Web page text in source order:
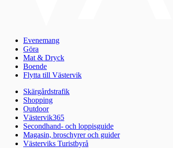
Evenemang
Göra
Mat & Dryck
Boende
Flytta till Västervik
Skärgårdstrafik
Shopping
Outdoor
Västervik365
Secondhand- och loppisguide
Magasin, broschyrer och guider
Västerviks Turistbyrå